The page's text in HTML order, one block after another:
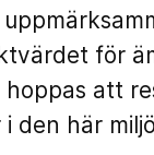
för
att
här